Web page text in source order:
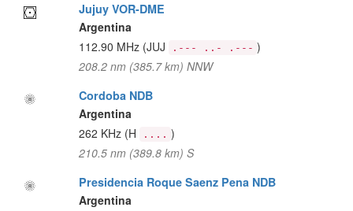
Jujuy VOR-DME
Argentina
112.90 MHz (JUJ .--- ..- .--- )
208.2 nm (385.7 km) NNW
Cordoba NDB
Argentina
262 KHz (H .... )
210.5 nm (389.8 km) S
Presidencia Roque Saenz Pena NDB
Argentina